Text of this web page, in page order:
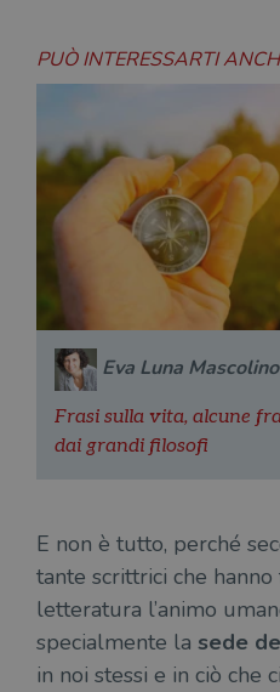
PUÒ INTERESSARTI
Eva Luna Mascolino
Frasi sulla vita, alcune
dai grandi filosofi
E non è tutto, perché
tante scrittrici che
letteratura l’animo
specialmente la sede
in noi stessi e in ciò che